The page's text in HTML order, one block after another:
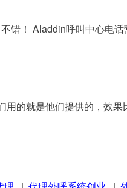
错！ Aladdin呼叫中心电
的就是他们提供的，效